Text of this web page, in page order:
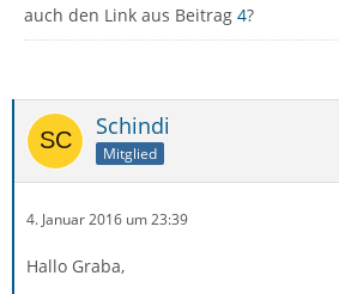
auch den Link aus Beitrag 4?
Schindi
Mitglied
4. Januar 2016 um 23:39
Hallo Graba,